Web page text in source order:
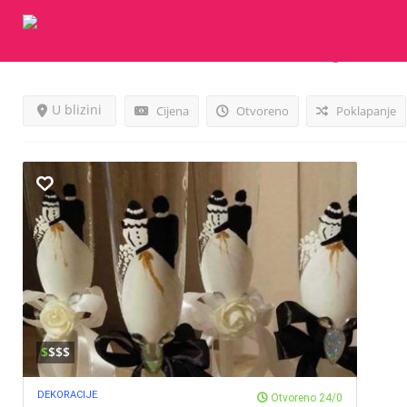
Cijena Otvoreno
U blizini Poklapanje
$$$$
DEKORACIJE Otvoreno 24/0